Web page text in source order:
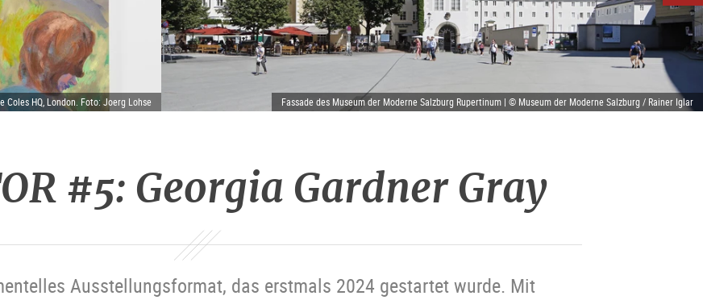
Coles HQ, London. Foto: Joerg Lohse Fassade des Museum der Moderne Salzburg Rupertinum | © Museum der Moderne Salzburg / Rainer Iglar
#5: Georgia Gardner Gray
Ausstellungsformat, das erstmals 2024 gestartet wurde. Mit